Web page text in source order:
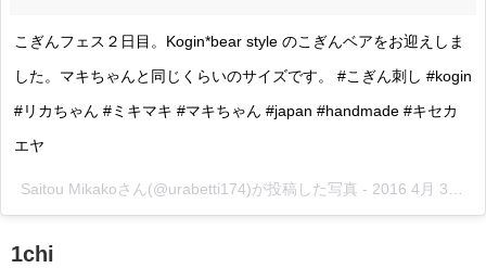
こぎんフェス２日目。Kogin*bear style のこぎんベアをお迎えしま
した。マキちゃんと同じくらいのサイズです。 #こぎん刺し #kogin
#リカちゃん #ミキマキ #マキちゃん #japan #handmade #キセカ
エヤ
Saitou Mikakoさん(@urabetti174)が投稿した写真 - 2016 4月 30 12:17午前 PDT
1chi